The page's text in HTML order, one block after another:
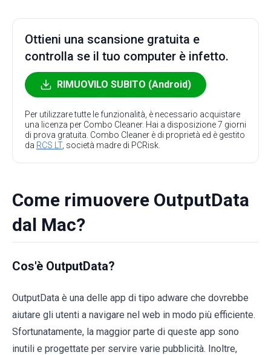
Ottieni una scansione gratuita e
controlla se il tuo computer è infetto.
RIMUOVILO SUBITO (Android)
Per utilizzare tutte le funzionalità, è necessario acquistare
una licenza per Combo Cleaner. Hai a disposizione 7 giorni
di prova gratuita. Combo Cleaner è di proprietà ed è gestito
da RCS LT, società madre di PCRisk.
Come rimuovere OutputData
dal Mac?
Cos'è OutputData?
OutputData è una delle app di tipo adware che dovrebbe
aiutare gli utenti a navigare nel web in modo più efficiente.
Sfortunatamente, la maggior parte di queste app sono
inutili e progettate per servire varie pubblicità. Inoltre,